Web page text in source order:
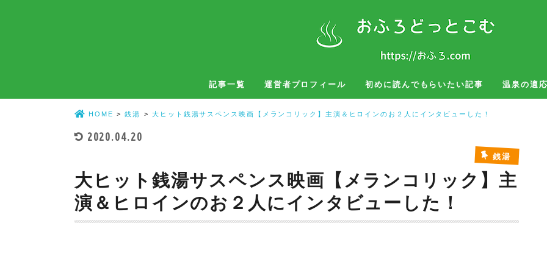
記事一覧 運営者プロフィール 初めに読んでもらいたい記事 温泉の適
HOME 銭湯 大ヒット銭湯サスペンス映画【メランコリック】主演＆ヒロインのお２人にインタビューした！
2020.04.20
銭湯
大ヒット銭湯サスペンス映画【メランコリック】主
演＆ヒロインのお２人にインタビューした！